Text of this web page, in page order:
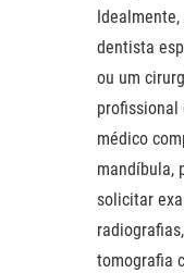
dentista
ou um
médico
mandíbula,
solicitar
tomografia